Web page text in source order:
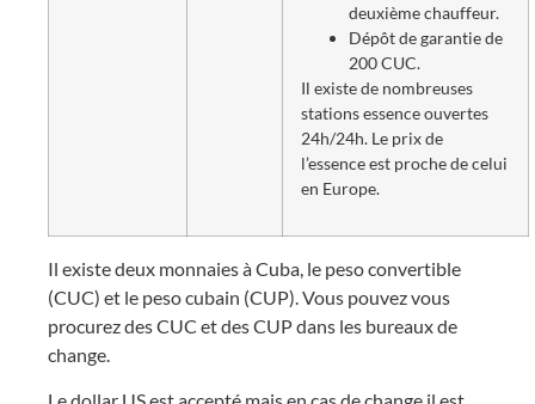
deuxième chauffeur.
Dépôt de garantie de
200 CUC.
Il existe de nombreuses
stations essence ouvertes
24h/24h. Le prix de
l’essence est proche de celui
en Europe.
Il existe deux monnaies à Cuba, le peso convertible
(CUC) et le peso cubain (CUP). Vous pouvez vous
procurez des CUC et des CUP dans les bureaux de
change.